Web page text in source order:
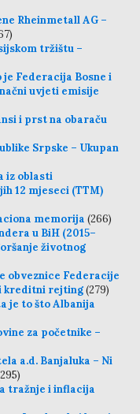
Rheinmetall AG –
tržištu –
je Federacija Bosne i
uvjeti emisije
i prst na obaraču
Srpske – Ukupan
iz oblasti
12 mjeseci (TTM)
memorija (266)
u BiH (2015–
životnog
obveznice Federacije
kreditni rejting(279)
je to što Albanija
za početnike –
a.d. Banjaluka – Ni
tražnje i inflacija